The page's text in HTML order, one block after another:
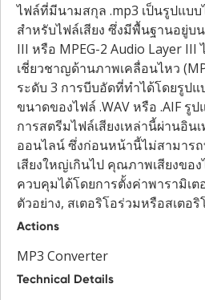
ไฟล์ที่มีนามสกุล .mp3 เป็นรูปแบ
สำหรับไฟล์เสียง ซึ่งมีพื้นฐานอยู่บ
III หรือ MPEG-2 Audio Layer
เชี่ยวชาญด้านภาพเคลื่อนไหว
ระดับ 3 การบีบอัดที่ทำได้โดยรูป
ขนาดของไฟล์ .WAV หรือ .AIF รู
การสตรีมไฟล์เสียงเหล่านี้ผ่านอิน
ออนไลน์ ซึ่งก่อนหน้านี้ไม่สามาร
เสียงใหญ่เกินไป คุณภาพเสียงของ
ควบคุมได้โดยการตั้งค่าพารามิเต
ตัวอย่าง, สเตอริโอร่วมหรือสเตอ
Actions
MP3 Converter
Technical Details